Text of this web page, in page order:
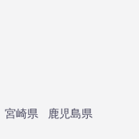
宮崎県
鹿児島県